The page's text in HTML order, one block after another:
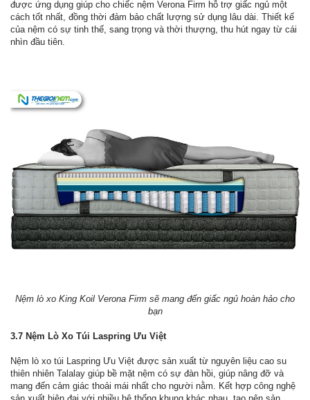
được ứng dụng giúp cho chiếc nệm Verona Firm hỗ trợ giấc ngủ một
cách tốt nhất, đồng thời đảm bảo chất lượng sử dụng lâu dài. Thiết kế
của nệm có sự tinh thế, sang trọng và thời thượng, thu hút ngay từ cái
nhìn đầu tiên.
Nệm lò xo King Koil Verona Firm sẽ mang đến giấc ngủ hoàn hảo cho
bạn
3.7 Nệm Lò Xo Túi Laspring Ưu Việt
Nệm lò xo túi Laspring Ưu Việt được sản xuất từ nguyên liệu cao su
thiên nhiên Talalay giúp bề mặt nệm có sự đàn hồi, giúp nâng đỡ và
mang đến cảm giác thoải mái nhất cho người nằm. Kết hợp công nghệ